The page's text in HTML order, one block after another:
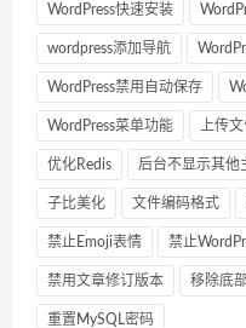
WordPress快速安装
wordpress添加导航
WordPress禁用自动保存
WordPress菜单功能 上传
优化Redis 后台不显示其他
子比美化 文件编码格式
禁止Emoji表情 禁止
禁用文章修订版本 移除底
重置MySQL密码